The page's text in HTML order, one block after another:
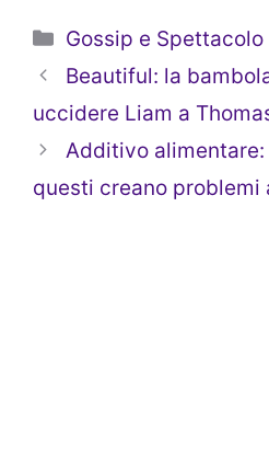
Categorie
Gossip e Spettacolo
Beautiful: la
uccidere Liam a
Additivo
questi creano problemi